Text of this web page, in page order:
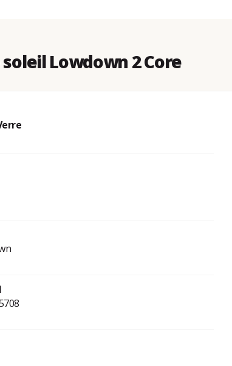
Lowdown 2 Core